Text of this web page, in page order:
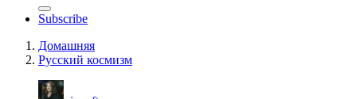
Subscribe
Домашняя
Русский космизм